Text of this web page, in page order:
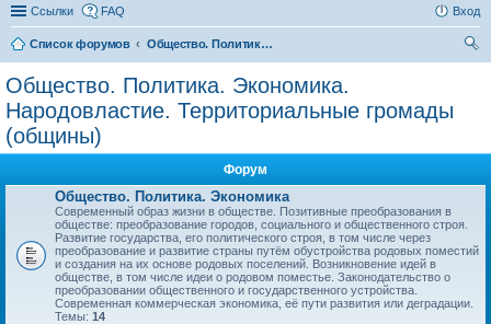
Ссылки FAQ Вход
Список форумов
Общество. Политика. Экономика. Народовластие. Территориальные громады (общины)
Общество. Политика. Экономика.
Народовластие. Территориальные громады
(общины)
Форум
Общество. Политика. Экономика
Современный образ жизни в обществе. Позитивные преобразования в
обществе: преобразование городов, социального и общественного строя.
Развитие государства, его политического строя, в том числе через
преобразование и развитие страны путём обустройства родовых поместий
и создания на их основе родовых поселений. Возникновение идей в
обществе, в том числе идеи о родовом поместье. Законодательство о
преобразовании общественного и государственного устройства.
Современная коммерческая экономика, её пути развития или деградации.
Темы: 14